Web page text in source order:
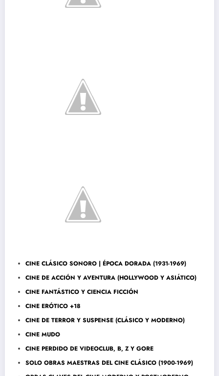
CINE CLÁSICO SONORO | ÉPOCA DORADA (1931-1969)
CINE DE ACCIÓN Y AVENTURA (HOLLYWOOD Y ASIÁTICO)
CINE FANTÁSTICO Y CIENCIA FICCIÓN
CINE ERÓTICO +18
CINE DE TERROR Y SUSPENSE (CLÁSICO Y MODERNO)
CINE MUDO
CINE PERDIDO DE VIDEOCLUB, B, Z Y GORE
SOLO OBRAS MAESTRAS DEL CINE CLÁSICO (1900-1969)